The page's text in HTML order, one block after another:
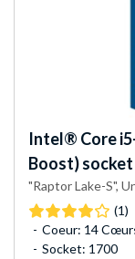
Intel® Core
Boost)
"Raptor Lake-S",
(1)
Coeur: 14
Socket: 1700